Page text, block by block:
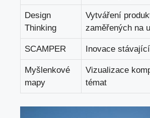
Design
Thinking
Vytváření
zaměřených na
SCAMPER Inovace
Myšlenkové
mapy
Vizualizace
témat